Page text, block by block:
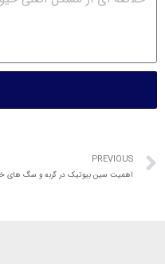
PREVIOUS